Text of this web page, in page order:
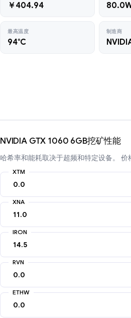
￥404.94
最高温度
94°C
制造商
NVIDIA GTX 1060 6GB挖矿性能
哈希率和能耗取决于超频和特定设备。
XTM
XNA
IRON
RVN
ETHW